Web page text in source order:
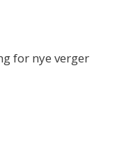
for nye verger